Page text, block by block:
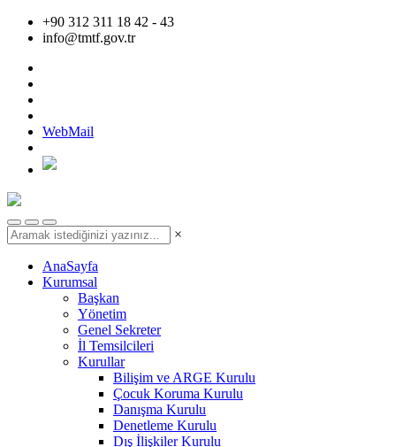
+90 312 311 18 42 - 43
info@tmtf.gov.tr
WebMail
×
AnaSayfa
Kurumsal
Başkan
Yönetim
Genel Sekreter
İl Temsilcileri
Kurullar
Bilişim ve ARGE Kurulu
Çocuk Koruma Kurulu
Danışma Kurulu
Denetleme Kurulu
Dış İlişkiler Kurulu